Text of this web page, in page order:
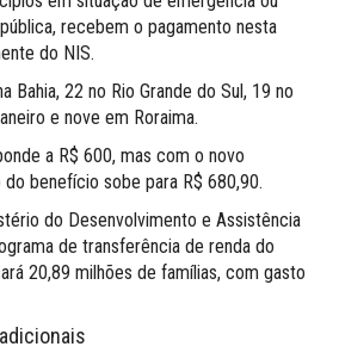
recebem o pagamento nesta
do NIS.
Bahia, 22 no Rio Grande do Sul, 19 no
e nove em Roraima.
a R$ 600, mas com o novo
benefício sobe para R$ 680,90.
do Desenvolvimento e Assistência
de transferência de renda do
20,89 milhões de famílias, com gasto